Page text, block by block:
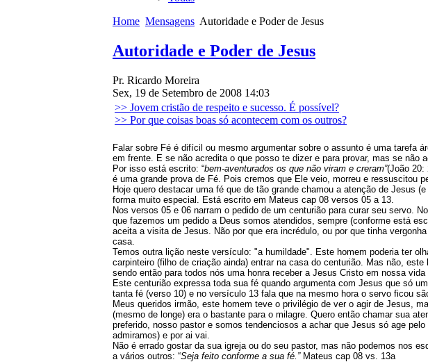
Home Mensagens Autoridade e Poder de Jesus
Autoridade e Poder de Jesus
Pr. Ricardo Moreira
Sex, 19 de Setembro de 2008 14:03
>> Jovem cristão de respeito e sucesso. É possível?
>> Por que coisas boas só acontecem com os outros?
Falar sobre Fé é difícil ou mesmo argumentar sobre o assunto é uma tarefa
em frente. E se não acredita o que posso te dizer e para provar, mas se não
Por isso está escrito: “bem-aventurados os que não viram e creram”(João 20:
é uma grande prova de Fé. Pois cremos que Ele veio, morreu e ressuscitou
Hoje quero destacar uma fé que de tão grande chamou a atenção de Jesus
forma muito especial. Está escrito em Mateus cap 08 versos 05 a 13.
Nos versos 05 e 06 narram o pedido de um centurião para curar seu servo.
que fazemos um pedido a Deus somos atendidos, sempre (conforme está
aceita a visita de Jesus. Não por que era incrédulo, ou por que tinha
casa.
Temos outra lição neste versículo: "a humildade". Este homem poderia ter
carpinteiro (filho de criação ainda) entrar na casa do centurião. Mas não,
sendo então para todos nós uma honra receber a Jesus Cristo em nossa vida
Este centurião expressa toda sua fé quando argumenta com Jesus que só
tanta fé (verso 10) e no versículo 13 fala que na mesmo hora o servo ficou
Meus queridos irmão, este homem teve o privilégio de ver o agir de Jesus,
(mesmo de longe) era o bastante para o milagre. Quero então chamar sua
preferido, nosso pastor e somos tendenciosos a achar que Jesus só age
admiramos) e por ai vai.
Não é errado gostar da sua igreja ou do seu pastor, mas não podemos nos
a vários outros: “Seja feito conforme a sua fé.” Mateus cap 08 vs. 13a